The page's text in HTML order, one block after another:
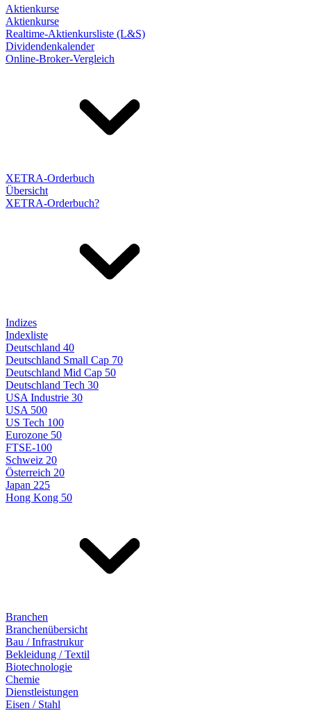
Aktienkurse
Aktienkurse
Realtime-Aktienkursliste (L&S)
Dividendenkalender
Online-Broker-Vergleich
XETRA-Orderbuch
Übersicht
XETRA-Orderbuch?
Indizes
Indexliste
Deutschland 40
Deutschland Small Cap 70
Deutschland Mid Cap 50
Deutschland Tech 30
USA Industrie 30
USA 500
US Tech 100
Eurozone 50
FTSE-100
Schweiz 20
Österreich 20
Japan 225
Hong Kong 50
Branchen
Branchenübersicht
Bau / Infrastrukur
Bekleidung / Textil
Biotechnologie
Chemie
Dienstleistungen
Eisen / Stahl